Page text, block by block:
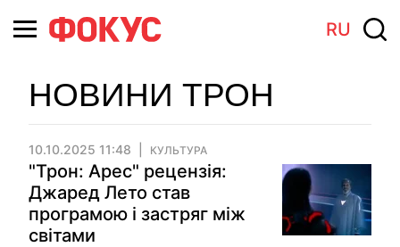
RU
НОВИНИ ТРОН
10.10.2025 11:48 КУЛЬТУРА
"Трон: Арес" рецензія:
Джаред Лето став
програмою і застряг між
світами